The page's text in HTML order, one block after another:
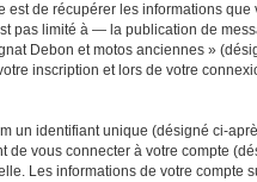
est de récupérer les informations
pas limité à — la publication de
Debon et motos anciennes »
inscription et lors de votre
un identifiant unique (désigné ci-
de vous connecter à votre compte
Les informations de votre compte